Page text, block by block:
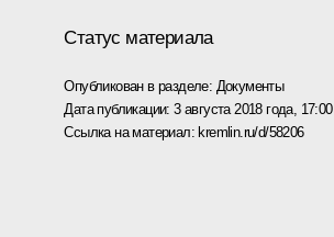
Статус материала
Опубликован в разделе: Документы
Дата публикации:3 августа 2018 года, 17:00
Ссылка на материал: kremlin.ru/d/58206